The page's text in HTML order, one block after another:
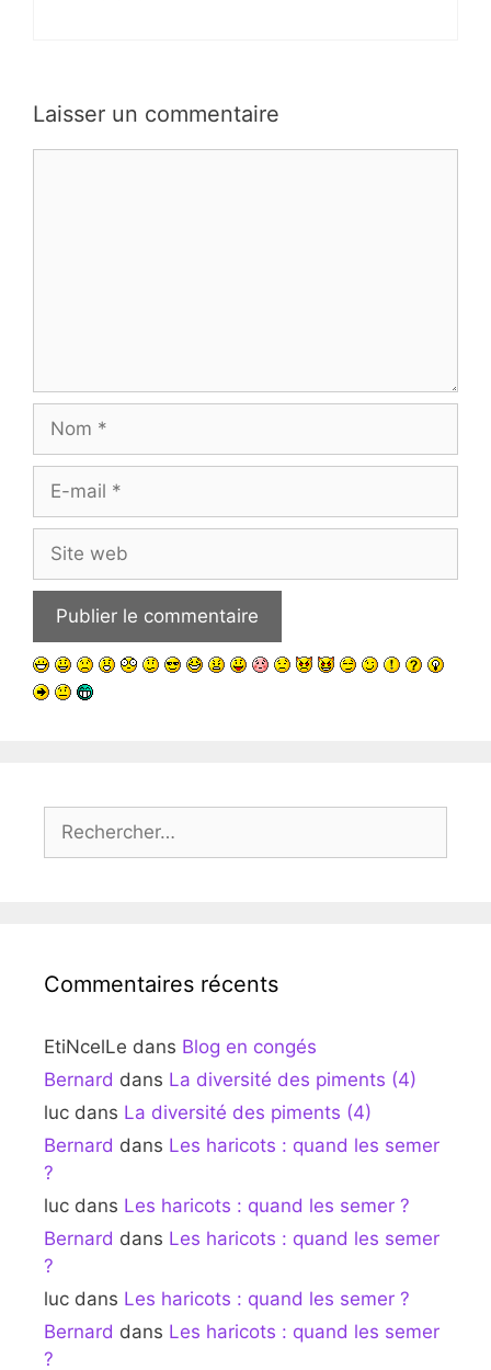
Laisser un commentaire
Nom
Site
web
Rechercher :
Commentaires récents
EtiNcelLe dans Blog en congés
Bernard dans La diversité des piments (4)
luc dans La diversité des piments (4)
Bernard dans Les haricots : quand les semer
?
luc dans Les haricots : quand les semer ?
Bernard dans Les haricots : quand les semer
?
luc dans Les haricots : quand les semer ?
Bernard dans Les haricots : quand les semer
?